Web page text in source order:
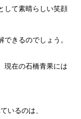
して素晴らしい笑顔
きるのでしょう。
現在の石橋青果には
いるのは、